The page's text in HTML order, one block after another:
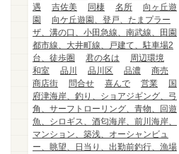
遇
吉佐美 同棲 名所
向ヶ丘遊
園
向ケ丘遊園、登戸、たまプラー
ザ、溝の口、小田急線、南武線、田園
都市線、大井町線、戸建て、駐車場2
台、徒歩圏
君の名は
周辺環境
和室
品川 品川区 品濃
商売
商店街
問合せ 喜んで 営業
国
府津海岸、釣り、ショアジギング、弓
角、サーフトローリング、青物、回遊
魚、シロギス、酒匂海岸、前川海岸、
マンション、築浅、オーシャンビュ
ー、眺望、日当り、出勤前釣行、漁場